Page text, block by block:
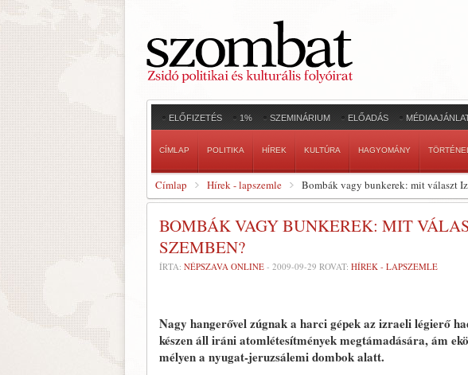
ELŐFIZETÉS 1% SZEMINÁRIUM ELŐADÁS
CÍMLAP POLITIKA HÍREK KULTÚRA HAGYOMÁNY
Címlap Hírek - lapszemle Bombák vagy bunkerek: mit választ
BOMBÁK VAGY BUNKEREK: MIT
SZEMBEN?
ÍRTA: NÉPSZAVA ONLINE - 2009-09-29 ROVAT: HÍREK - LAPSZEMLE
Nagy hangerővel zúgnak a harci gépek az izraeli légierő
készen áll iráni atomlétesítmények megtámadására, ám
mélyen a nyugat-jeruzsálemi dombok alatt.